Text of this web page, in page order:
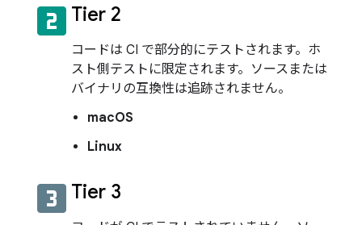
looks_two Tier 2
コードは CI で部分的にテストされます。ホ
スト側テストに限定されます。ソースまたは
バイナリの互換性は追跡されません。
macOS
Linux
looks_3 Tier 3